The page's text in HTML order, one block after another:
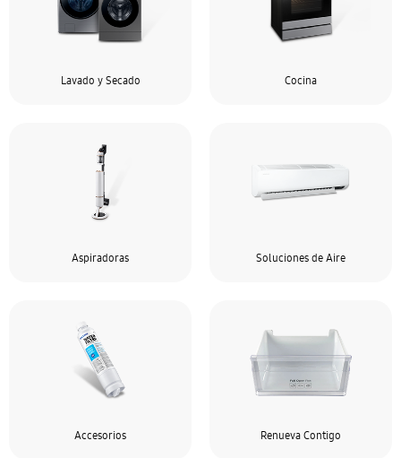
Lavado y Secado Cocina
Aspiradoras Soluciones de Aire
Accesorios Renueva Contigo